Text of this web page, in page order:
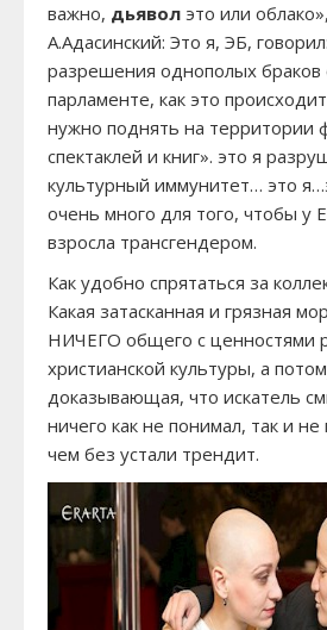
важно, дьявол это или
А.Адасинский: Это я, ЭБ,
разрешения однополых браков
парламенте, как это
нужно поднять на территории
спектаклей и книг». это я
культурный иммунитет… это
очень много для того, чтобы у
взросла трансгендером.
Как удобно спрятаться за
Какая затасканная и грязная
НИЧЕГО общего с ценностями
христианской культуры, а
доказывающая, что искатель
ничего как не понимал, так и
чем без устали трендит.